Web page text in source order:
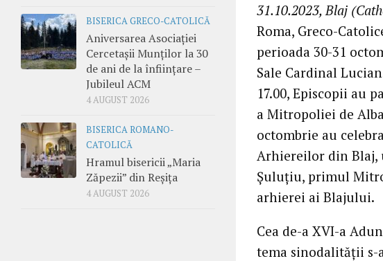
31.10.2023, Blaj
Roma, Greco-
perioada 30-31
Sale Cardinal
17.00, Episcopii au
a Mitropoliei de
octombrie au
Arhiereilor din Blaj,
Șuluțiu, primul
arhierei ai Blajului.
Cea de-a XVI-a
tema sinodalității
BISERICA GRECO-CATOLICĂ
Aniversarea Asociației
Cercetașii Munților la 30
de ani de la înființare –
Jubileul ACM
4 AUGUST 2026
BISERICA ROMANO-
CATOLICĂ
Hramul bisericii „Maria
Zăpezii” din Reșița
4 AUGUST 2026